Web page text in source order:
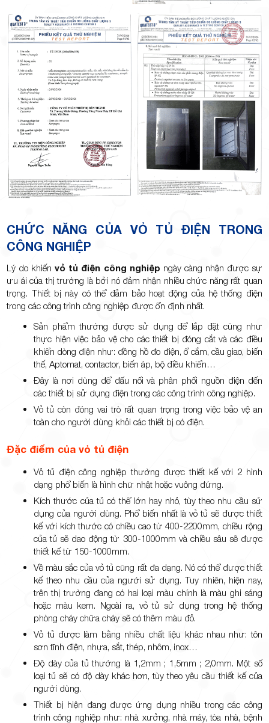
CHỨC NĂNG CỦA VỎ TỦ ĐIỆN TRONG
CÔNG NGHIỆP
Lý do khiếnvỏ tủ điện công nghiệp ngày càng nhận được sự
ưu ái của thị trường là bởi nó đảm nhận nhiều chức năng rất quan
trọng. Thiết bị này có thể đảm bảo hoạt động của hệ thống điện
trong các công trình công nghiệp được ổn định nhất.
Sản phẩm thường được sử dụng để lắp đặt cũng như
thực hiện việc bảo vệ cho các thiết bị đóng cắt và các điều
khiển dòng điện như: đồng hồ đo điện, ổ cắm, cầu giao, biến
thế, Aptomat, contactor, biến áp, bộ điều khiển…
Đây là nơi dùng để đấu nối và phân phối nguồn điện đến
các thiết bị sử dụng điện trong các công trình công nghiệp.
Vỏ tủ còn đóng vai trò rất quan trọng trong việc bảo vệ an
toàn cho người dùng khỏi các thiết bị có điện.
Đặc điểm của vỏ tủ điện
Vỏ tủ điện công nghiệp thường được thiết kế với 2 hình
dạng phổ biến là hình chữ nhật hoặc vuông đứng.
Kích thước của tủ có thể lớn hay nhỏ, tùy theo nhu cầu sử
dụng của người dùng. Phổ biến nhất là vỏ tủ sẽ được thiết
kế với kích thước có chiều cao từ 400-2200mm, chiều rộng
của tủ sẽ dao động từ 300-1000mm và chiều sâu sẽ được
thiết kế từ 150-1000mm.
Về màu sắc của vỏ tủ cũng rất đa dạng. Nó có thể được thiết
kế theo nhu cầu của người sử dụng. Tuy nhiên, hiện nay,
trên thị trường đang có hai loại màu chính là màu ghi sáng
hoặc màu kem. Ngoài ra, vỏ tủ sử dụng trong hệ thống
phòng cháy chữa cháy sẽ có thêm màu đỏ.
Vỏ tủ được làm bằng nhiều chất liệu khác nhau như: tôn
sơn tĩnh điện, nhựa, sắt, thép, nhôm, inox…
Độ dày của tủ thường là 1,2mm ; 1,5mm ; 2,0mm. Một số
loại tủ sẽ có độ dày khác hơn, tùy theo yêu cầu thiết kế của
người dùng.
Thiết bị hiện đang được ứng dụng nhiều trong các công
trình công nghiệp như: nhà xưởng, nhà máy, tòa nhà, bệnh